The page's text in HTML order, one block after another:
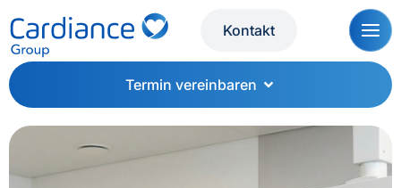
Kontakt
Termin vereinbaren